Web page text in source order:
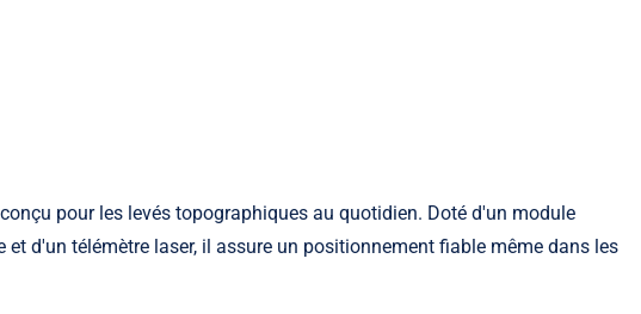
pour les levés topographiques au quotidien. Doté d'un module
d'un télémètre laser, il assure un positionnement fiable même dans les